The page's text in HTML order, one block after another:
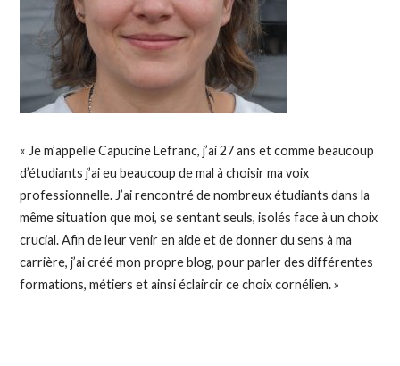
« Je m’appelle Capucine Lefranc, j’ai 27 ans et comme beaucoup
d’étudiants j’ai eu beaucoup de mal à choisir ma voix
professionnelle. J’ai rencontré de nombreux étudiants dans la
même situation que moi, se sentant seuls, isolés face à un choix
crucial.Afin de leur venir en aide et de donner du sens à ma
carrière, j’ai créé mon propre blog, pour parler des différentes
formations, métiers et ainsi éclaircir ce choix cornélien.»